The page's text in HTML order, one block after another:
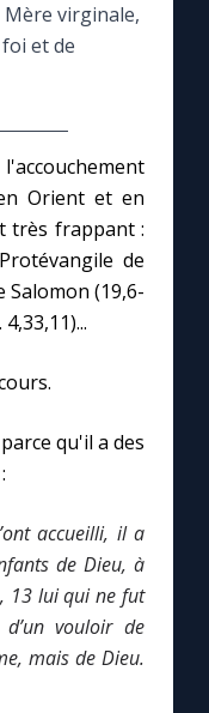
virginale,
et de
Orient et en
très frappant :
de
Salomon (19,6-
qu'il a des
accueilli, il a
de Dieu, à
13 lui qui ne fut
vouloir de
mais de Dieu.